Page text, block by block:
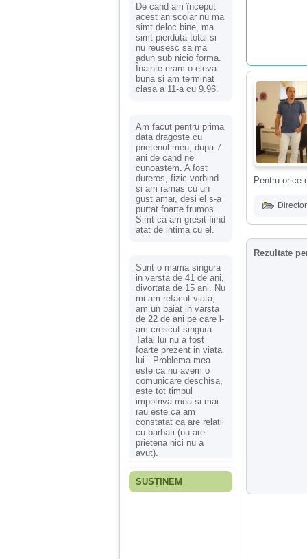
De cand am început
acest an scolar nu ma
simt deloc bine, ma
simt pierduta total si
nu reusesc sa ma
adun sub nicio forma.
Înainte eram o eleva
buna si am terminat
clasa a 11-a cu 9.96.
Am facut pentru prima
data dragoste cu
prietenul meu, dupa 7
ani de cand ne
cunoastem. A fost
dureros, fizic vorbind
si am ramas cu un
gust amar, desi el s-a
purtat foarte frumos.
Simt ca am gresit fiind
atat de intima cu el.
Sunt o mama singura
in varsta de 41 de ani,
divortata de 15 ani. Nu
mi-am refacut viata,
am un baiat in varsta
de 22 de ani pe care l-
am crescut singura.
Tatal lui nu a fost
foarte prezent in viata
lui . Problema mea
este ca nu avem o
comunicare deschisa,
este tot timpul
impotriva mea si mai
rau este ca am
constatat ca are relatii
cu barbati (nu are
prietena nici nu a
avut).
Fiica mea s-a nascut
SUSȚINEM
Pentru orice
Rezultate